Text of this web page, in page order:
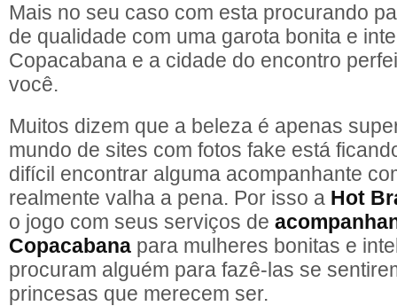
Mais no seu caso com esta procurando
de qualidade com uma garota bonita e
Copacabana e a cidade do encontro
você.
Muitos dizem que a beleza é apenas
mundo de sites com fotos fake está
difícil encontrar alguma acompanhante
realmente valha a pena. Por isso a Hot
o jogo com seus serviços de
Copacabana para mulheres bonitas e
procuram alguém para fazê-las se
princesas que merecem ser.